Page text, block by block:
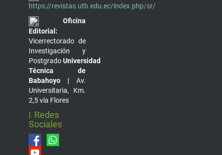
https://revistas.utb.edu.ec/index.php/sr/
Oficina
Editorial:
Vicerrectorado de
Investigación y
PostgradoUniversidad
Técnica de
Babahoyo | Av.
Universitaria, Km.
2,5 vía Flores
| Redes
Sociales